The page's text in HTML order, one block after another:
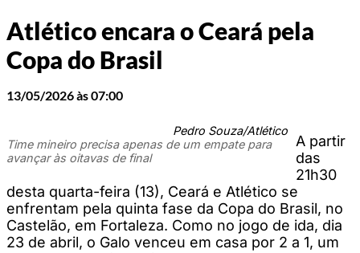
Atlético encara o Ceará pela
Copa do Brasil
13/05/2026 às 07:00
Pedro Souza/Atlético
Time mineiro precisa apenas de um empate para
avançar às oitavas de final
A partir
das
21h30
desta quarta-feira (13), Ceará e Atlético se
enfrentam pela quinta fase da Copa do Brasil, no
Castelão, em Fortaleza. Como no jogo de ida, dia
23 de abril, o Galo venceu em casa por 2 a 1, um